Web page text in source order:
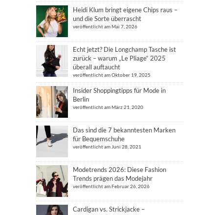
Heidi Klum bringt eigene Chips raus –
und die Sorte überrascht
veröffentlicht am Mai 7, 2026
Echt jetzt? Die Longchamp Tasche ist
zurück – warum „Le Pliage“ 2025
überall auftaucht
veröffentlicht am Oktober 19, 2025
Insider Shoppingtipps für Mode in
Berlin
veröffentlicht am März 21, 2020
Das sind die 7 bekanntesten Marken
für Bequemschuhe
veröffentlicht am Juni 28, 2021
Modetrends 2026: Diese Fashion
Trends prägen das Modejahr
veröffentlicht am Februar 26, 2026
Cardigan vs. Strickjacke –